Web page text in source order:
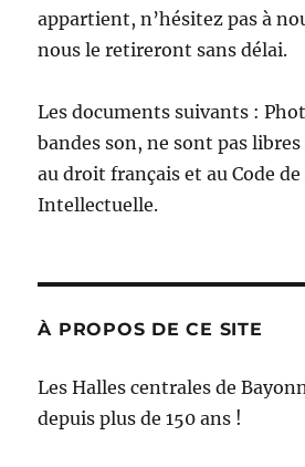
appartient, n’hésitez pas à
nous le retireront sans délai.
Les documents suivants :
bandes son, ne sont pas
au droit français et au Code
Intellectuelle.
À PROPOS DE CE SITE
Les Halles centrales de
depuis plus de 150 ans !